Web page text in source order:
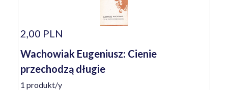
2,00 PLN
Wachowiak Eugeniusz: Cienie
przechodzą długie
1 produkt/y